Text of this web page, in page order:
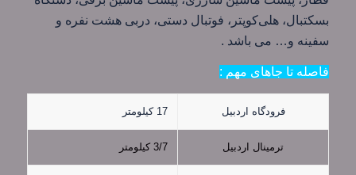
بسکتبال، هلی‌کوپتر، فوتبال دستی، دربی هشت نفره و
سفینه و… می باشد .
فاصله تا جاهای مهم :
فرودگاه اردبیل 17 کیلومتر
ترمینال اردبیل 3/7 کیلومتر